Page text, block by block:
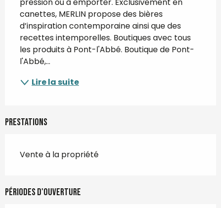
canettes, MERLIN propose des bières
d’inspiration contemporaine ainsi que des
recettes intemporelles. Boutiques avec tous
les produits à Pont-l'Abbé. Boutique de Pont-
l'Abbé,...
Lire la suite
Prestations
Vente à la propriété
Périodes d'ouverture